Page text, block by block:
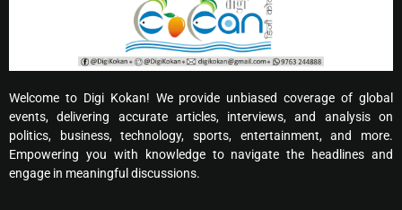
Welcome to Digi Kokan! We provide unbiased coverage of global
events, delivering accurate articles, interviews, and analysis on
politics, business, technology, sports, entertainment, and more.
Empowering you with knowledge to navigate the headlines and
engage in meaningful discussions.